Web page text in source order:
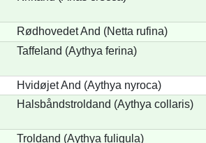
Rødhovedet And (Netta rufina)
Taffeland (Aythya ferina)
Hvidøjet And (Aythya nyroca)
Halsbåndstroldand (Aythya collaris)
Troldand (Aythya fuligula)